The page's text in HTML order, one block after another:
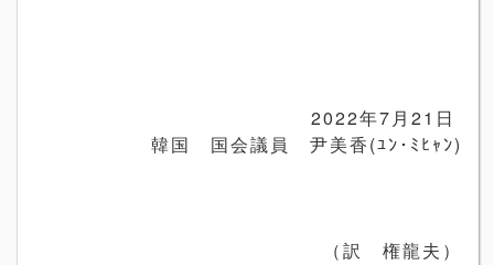
2022年7月21日
韓国 国会議員 尹美香(ﾕﾝ･ﾐﾋｬﾝ)
（訳 権龍夫）